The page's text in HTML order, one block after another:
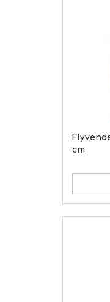
cm